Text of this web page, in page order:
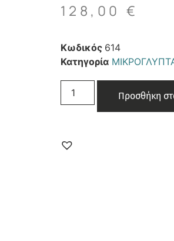
128,00 €
Κωδικός 614
Κατηγορία
Προσθήκη